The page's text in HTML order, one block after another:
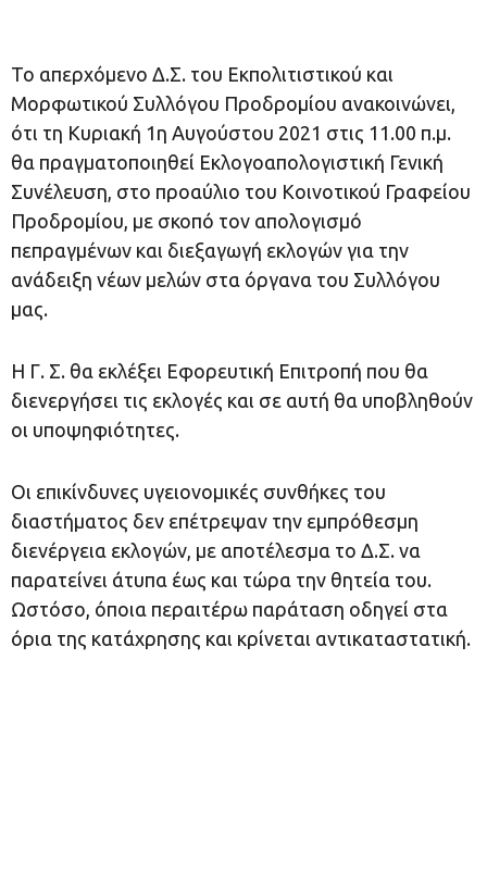
Το απερχόμενο Δ.Σ. του Εκπολιτιστικού και
Μορφωτικού Συλλόγου Προδρομίου ανακοινώνει,
ότι τη Κυριακή 1η Αυγούστου 2021 στις 11.00 π.μ.
θα πραγματοποιηθεί Εκλογοαπολογιστική Γενική
Συνέλευση, στο προαύλιο του Κοινοτικού Γραφείου
Προδρομίου, με σκοπό τον απολογισμό
πεπραγμένων και διεξαγωγή εκλογών για την
ανάδειξη νέων μελών στα όργανα του Συλλόγου
μας.
Η Γ. Σ. θα εκλέξει Εφορευτική Επιτροπή που θα
διενεργήσει τις εκλογές και σε αυτή θα υποβληθούν
οι υποψηφιότητες.
Οι επικίνδυνες υγειονομικές συνθήκες του
διαστήματος δεν επέτρεψαν την εμπρόθεσμη
διενέργεια εκλογών, με αποτέλεσμα το Δ.Σ. να
παρατείνει άτυπα έως και τώρα την θητεία του.
Ωστόσο, όποια περαιτέρω παράταση οδηγεί στα
όρια της κατάχρησης και κρίνεται αντικαταστατική.